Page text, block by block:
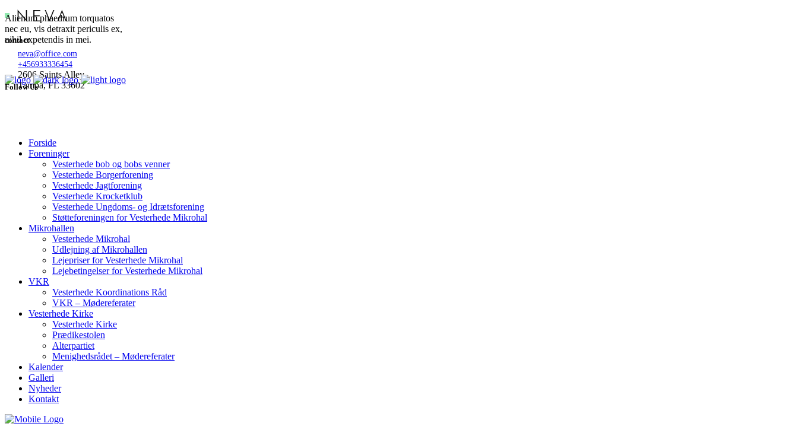
Alienum phaedrum torquatos
nec eu, vis detraxit periculis ex,
nihil expetendis in mei.
contact
neva@office.com
+456933336454
2606 Saints Alley
Tampa, FL 33602
Follow Us
Forside
Foreninger
Vesterhede bob og bobs venner
Vesterhede Borgerforening
Vesterhede Jagtforening
Vesterhede Krocketklub
Vesterhede Ungdoms- og Idrætsforening
Støtteforeningen for Vesterhede Mikrohal
Mikrohallen
Vesterhede Mikrohal
Udlejning af Mikrohallen
Lejepriser for Vesterhede Mikrohal
Lejebetingelser for Vesterhede Mikrohal
VKR
Vesterhede Koordinations Råd
VKR – Mødereferater
Vesterhede Kirke
Vesterhede Kirke
Prædikestolen
Alterpartiet
Menighedsrådet – Mødereferater
Kalender
Galleri
Nyheder
Kontakt